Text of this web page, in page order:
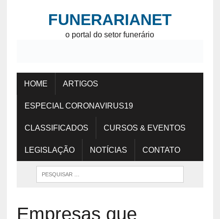
FUNERARIANET
o portal do setor funerário
HOME ARTIGOS
ESPECIAL CORONAVIRUS19
CLASSIFICADOS CURSOS & EVENTOS
LEGISLAÇÃO NOTÍCIAS CONTATO
Empresas que